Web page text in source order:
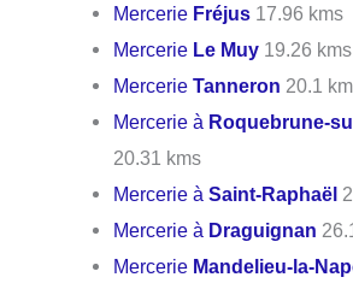
Mercerie Fréjus 17.96 kms
Mercerie Le Muy 19.26 kms
MercerieTanneron 20.1
Mercerie à Roquebrune-
20.31 kms
Mercerie àSaint-Raphaël
Mercerie à Draguignan
Mercerie Mandelieu-la-